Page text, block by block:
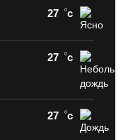
27 c
27 c
27 c